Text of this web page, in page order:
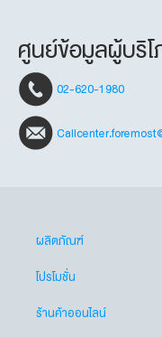
ศูนย์ข้อมูลผู้บริ
02-620-1980
ผลิตภัณฑ์
โปรโมชั่น
ร้านค้าออนไลน์